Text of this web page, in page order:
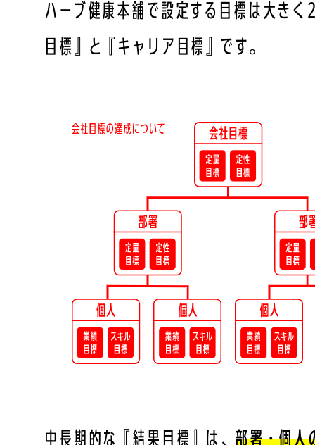
ハーブ健康本舗で設定する目標は大き
目標』と『キャリア目標』です。
中長期的な『結果目標』は、 部署・個人